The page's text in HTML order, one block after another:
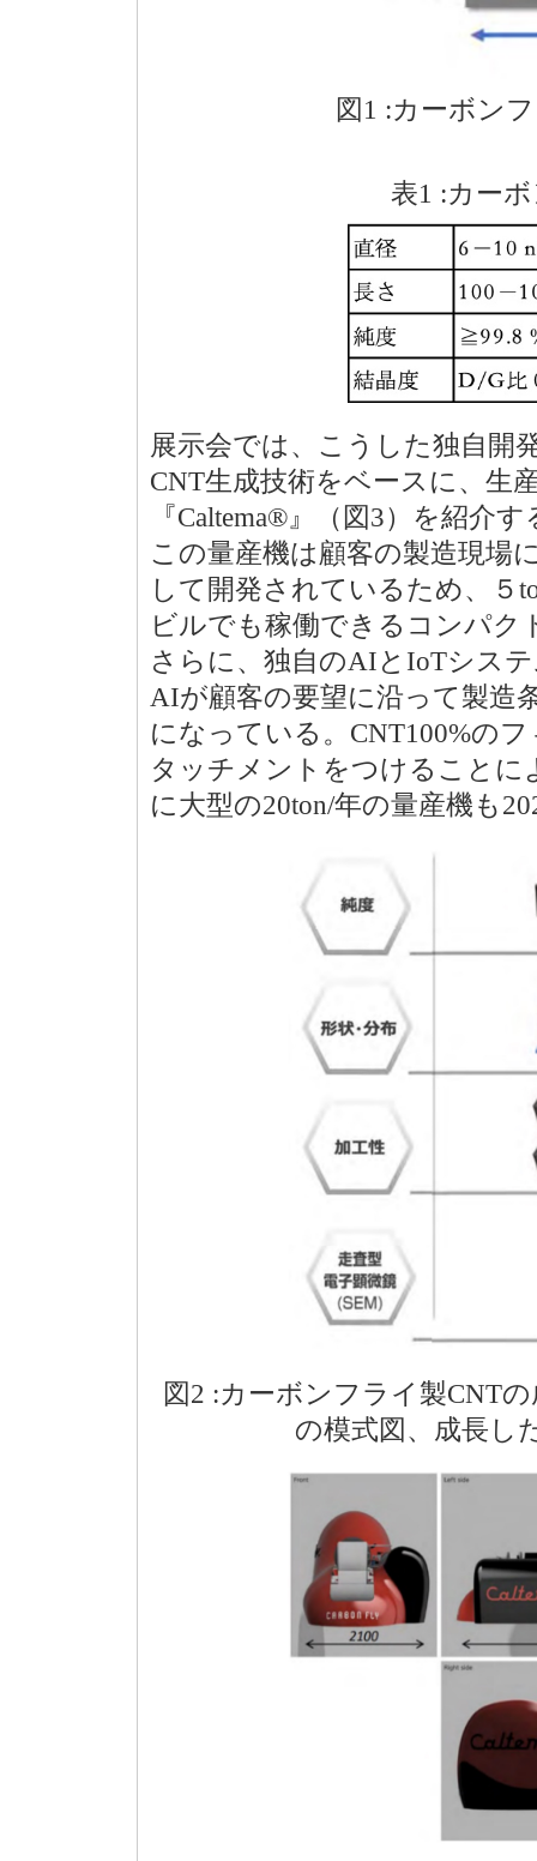
図1 :カーボン
表1 :カー
展示会では、こうした独自開
CNT生成技術をベースに、生
『Caltema®』（図3）を紹介
この量産機は顧客の製造現場
して開発されているため、５
ビルでも稼働できるコンパ
さらに、独自のAIとIoTシス
AIが顧客の要望に沿って製造
になっている。CNT100%の
タッチメントをつけることに
に大型の20ton/年の量産機も
図2 :カーボンフライ製CNT
の模式図、成長し